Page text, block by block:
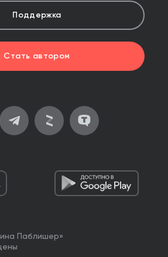
Поддержка
Стать автором
Паблишер»